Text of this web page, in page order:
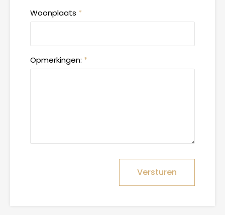
Woonplaats *
Opmerkingen: *
Versturen